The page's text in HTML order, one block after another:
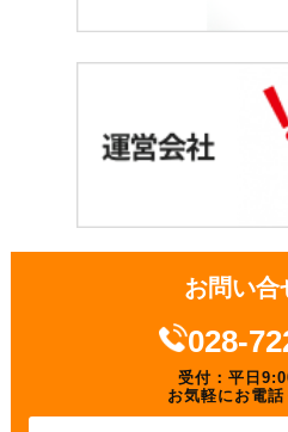
お問い合
028-
受付：平日
お気軽にお電話